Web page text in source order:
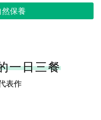
保養
一日三餐
表作